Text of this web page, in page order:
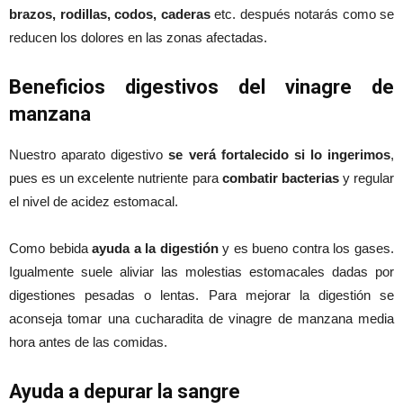
brazos, rodillas, codos, caderasetc. después notarás como se
reducen los dolores en las zonas afectadas.
Beneficios digestivos del vinagre de
manzana
Nuestro aparato digestivose verá fortalecido si lo ingerimos,
pues es un excelente nutriente para combatir bacteriasy regular
el nivel de acidez estomacal.
Como bebidaayuda a la digestióny es bueno contra los gases.
Igualmente suele aliviar las molestias estomacales dadas por
digestiones pesadas o lentas. Para mejorar la digestión se
aconseja tomar una cucharadita de vinagre de manzana media
hora antes de las comidas.
Ayuda a depurar la sangre